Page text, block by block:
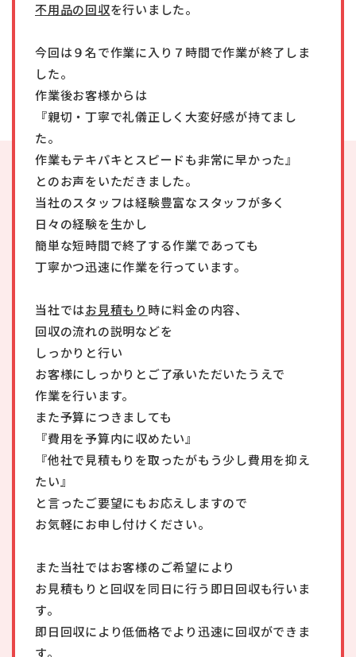
不用品の回収を行いました。
今回は９名で作業に入り７時間で作業が終了しま
した。
作業後お客様からは
『親切・丁寧で礼儀正しく大変好感が持てまし
た。
作業もテキパキとスピードも非常に早かった』
とのお声をいただきました。
当社のスタッフは経験豊富なスタッフが多く
日々の経験を生かし
簡単な短時間で終了する作業であっても
丁寧かつ迅速に作業を行っています。
当社ではお見積もり 時に料金の内容、
回収の流れの説明などを
しっかりと行い
お客様にしっかりとご了承いただいたうえで
作業を行います。
また予算につきましても
『費用を予算内に収めたい』
『他社で見積もりを取ったがもう少し費用を抑え
たい』
と言ったご要望にもお応えしますので
お気軽にお申し付けください。
また当社ではお客様のご希望により
お見積もりと回収を同日に行う即日回収も行いま
す。
即日回収により低価格でより迅速に回収ができま
す。